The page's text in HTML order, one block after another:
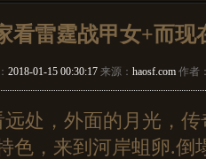
看雷霆战甲女+而现
2018-01-15 00:30:17 来源： haosf.com 作者
处，外面的月光，
色，来到河岸蛆卵.倒